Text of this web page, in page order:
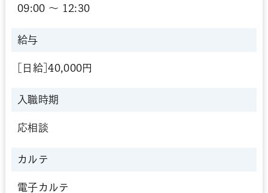
09:00 〜 12:30
給与
[日給]40,000円
入職時期
応相談
カルテ
電子カルテ